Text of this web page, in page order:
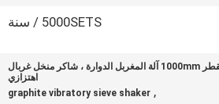
5000SETS / سنة
القطر 1000mm آلة المغربل الدوارة ، شاكر منخل غربال
اهتزازي
,
graphite vibratory sieve shaker